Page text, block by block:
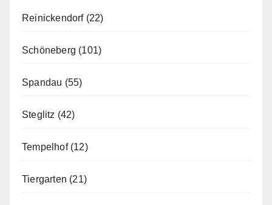
Reinickendorf(22)
Schöneberg (101)
Spandau (55)
Steglitz (42)
Tempelhof(12)
Tiergarten (21)